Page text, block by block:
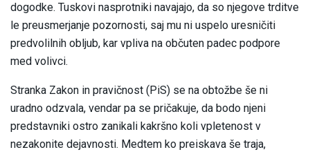
dogodke. Tuskovi nasprotniki navajajo, da so njegove trditve
le preusmerjanje pozornosti, saj mu ni uspelo uresničiti
predvolilnih obljub, kar vpliva na občuten padec podpore
med volivci.
Stranka Zakon in pravičnost (PiS) se na obtožbe še ni
uradno odzvala, vendar pa se pričakuje, da bodo njeni
predstavniki ostro zanikali kakršno koli vpletenost v
nezakonite dejavnosti. Medtem ko preiskava še traja,